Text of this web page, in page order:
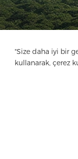
"Size daha iyi bir
kullanarak, çerez